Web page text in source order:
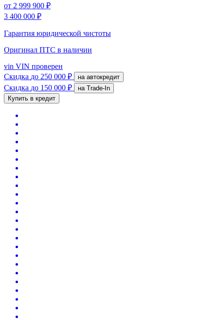
от 2 999 900 ₽
3 400 000 ₽
Гарантия юридической чистоты
Оригинал ПТС в наличии
vin VIN проверен
Скидка до 250 000 ₽ на автокредит
Скидка до 150 000 ₽
на Trade-In
Купить в кредит